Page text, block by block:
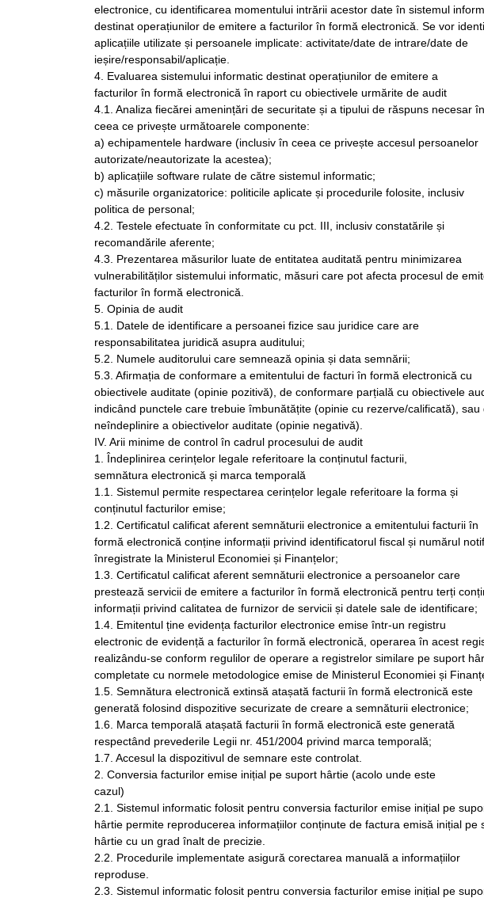
electronice, cu identificarea momentului intrării acestor date în sistemul
destinat operațiunilor de emitere a facturilor în formă electronică. Se vor
aplicațiile utilizate și persoanele implicate: activitate/date de intrare/date de
ieșire/responsabil/aplicație.
4. Evaluarea sistemului informatic destinat operațiunilor de emitere a
facturilor în formă electronică în raport cu obiectivele urmărite de audit
4.1. Analiza fiecărei amenințări de securitate și a tipului de răspuns necesar în
ceea ce privește următoarele componente:
a) echipamentele hardware (inclusiv în ceea ce privește accesul persoanelor
autorizate/neautorizate la acestea);
b) aplicațiile software rulate de către sistemul informatic;
c) măsurile organizatorice: politicile aplicate și procedurile folosite, inclusiv
politica de personal;
4.2. Testele efectuate în conformitate cu pct. III, inclusiv constatările și
recomandările aferente;
4.3. Prezentarea măsurilor luate de entitatea auditată pentru minimizarea
vulnerabilităților sistemului informatic, măsuri care pot afecta procesul de
facturilor în formă electronică.
5. Opinia de audit
5.1. Datele de identificare a persoanei fizice sau juridice care are
responsabilitatea juridică asupra auditului;
5.2. Numele auditorului care semnează opinia și data semnării;
5.3. Afirmația de conformare a emitentului de facturi în formă electronică cu
obiectivele auditate (opinie pozitivă), de conformare parțială cu obiectivele
indicând punctele care trebuie îmbunătățite (opinie cu rezerve/calificată), sau
neîndeplinire a obiectivelor auditate (opinie negativă).
IV. Arii minime de control în cadrul procesului de audit
1. Îndeplinirea cerințelor legale referitoare la conținutul facturii,
semnătura electronică și marca temporală
1.1. Sistemul permite respectarea cerințelor legale referitoare la forma și
conținutul facturilor emise;
1.2. Certificatul calificat aferent semnăturii electronice a emitentului facturii în
formă electronică conține informații privind identificatorul fiscal și numărul
înregistrate la Ministerul Economiei și Finanțelor;
1.3. Certificatul calificat aferent semnăturii electronice a persoanelor care
prestează servicii de emitere a facturilor în formă electronică pentru terți
informații privind calitatea de furnizor de servicii și datele sale de identificare;
1.4. Emitentul ține evidența facturilor electronice emise într-un registru
electronic de evidență a facturilor în formă electronică, operarea în acest
realizându-se conform regulilor de operare a registrelor similare pe suport
completate cu normele metodologice emise de Ministerul Economiei și
1.5. Semnătura electronică extinsă atașată facturii în formă electronică este
generată folosind dispozitive securizate de creare a semnăturii electronice;
1.6. Marca temporală atașată facturii în formă electronică este generată
respectând prevederile Legii nr. 451/2004 privind marca temporală;
1.7. Accesul la dispozitivul de semnare este controlat.
2. Conversia facturilor emise inițial pe suport hârtie (acolo unde este
cazul)
2.1. Sistemul informatic folosit pentru conversia facturilor emise inițial pe
hârtie permite reproducerea informațiilor conținute de factura emisă inițial pe
hârtie cu un grad înalt de precizie.
2.2. Procedurile implementate asigură corectarea manuală a informațiilor
reproduse.
2.3. Sistemul informatic folosit pentru conversia facturilor emise inițial pe